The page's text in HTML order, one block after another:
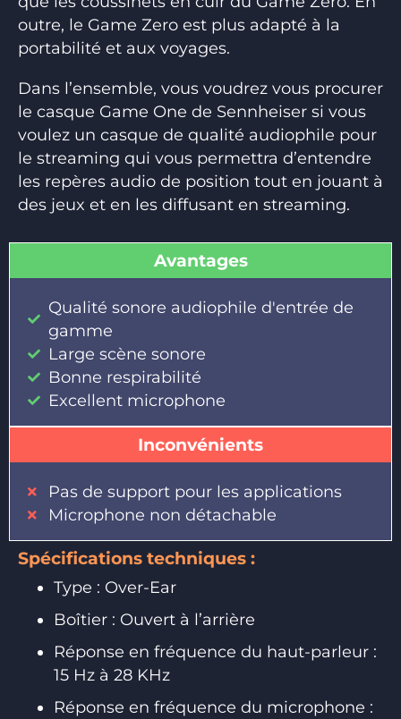
outre, le Game Zero est plus adapté à la
portabilité et aux voyages.
Dans l’ensemble, vous voudrez vous procurer
le casque Game One de Sennheiser si vous
voulez un casque de qualité audiophile pour
le streaming qui vous permettra d’entendre
les repères audio de position tout en jouant à
des jeux et en les diffusant en streaming.
Avantages
Qualité sonore audiophile d'entrée de
gamme
Large scène sonore
Bonne respirabilité
Excellent microphone
Inconvénients
Pas de support pour les applications
Microphone non détachable
Spécifications techniques :
Type : Over-Ear
Boîtier : Ouvert à l’arrière
Réponse en fréquence du haut-parleur :
15 Hz à 28 KHz
Réponse en fréquence du microphone :